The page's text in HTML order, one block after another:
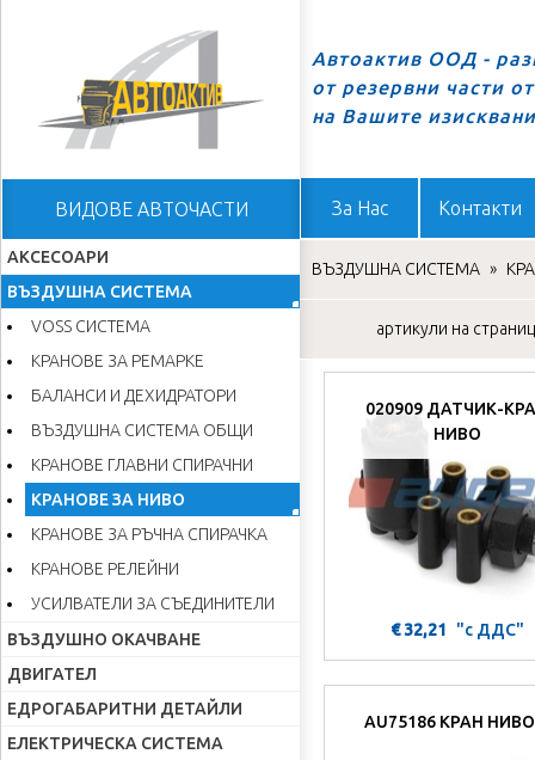
Начало
ВИДОВЕ АВТОЧАСТИ
Автоактив ООД -
от резервни части
на Вашите
За Нас Контакти
АКСЕСОАРИ
ВЪЗДУШНА СИСТЕМА
VOSS СИСТЕМА
КРАНОВЕ ЗА РЕМАРКЕ
БАЛАНСИ И ДЕХИДРАТОРИ
ВЪЗДУШНА СИСТЕМА ОБЩИ
КРАНОВЕ ГЛАВНИ СПИРАЧНИ
КРАНОВЕ ЗА НИВО
КРАНОВЕ ЗА РЪЧНА СПИРАЧКА
КРАНОВЕ РЕЛЕЙНИ
УСИЛВАТЕЛИ ЗА СЪЕДИНИТЕЛИ
ВЪЗДУШНО ОКАЧВАНЕ
ДВИГАТЕЛ
ЕДРОГАБАРИТНИ ДЕТАЙЛИ
ЕЛЕКТРИЧЕСКА СИСТЕМА
ВЪЗДУШНА СИСТЕМА »
артикули на
020909 ДАТЧИК-
НИВО
€ 32,21 "с ДДС"
AU75186 КРАН НИВО